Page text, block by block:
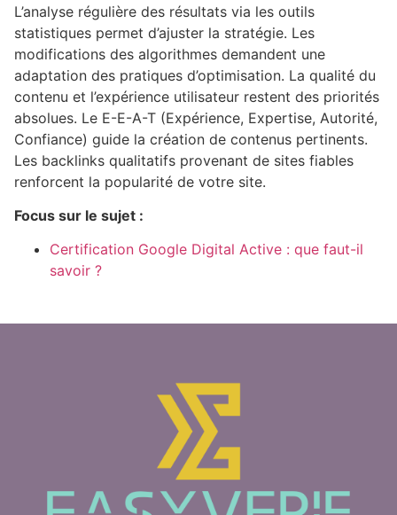
L’analyse régulière des résultats via les outils
statistiques permet d’ajuster la stratégie. Les
modifications des algorithmes demandent une
adaptation des pratiques d’optimisation. La qualité du
contenu et l’expérience utilisateur restent des priorités
absolues. Le E-E-A-T (Expérience, Expertise, Autorité,
Confiance) guide la création de contenus pertinents.
Les backlinks qualitatifs provenant de sites fiables
renforcent la popularité de votre site.
Focus sur le sujet :
Certification Google Digital Active : que faut-il
savoir ?